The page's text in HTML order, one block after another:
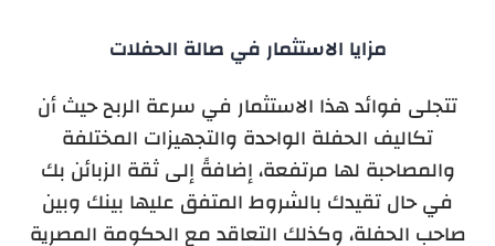
مزايا الاستثمار في صالة الحفلات
تتجلى فوائد هذا الاستثمار في سرعة الربح حيث أن
تكاليف الحفلة الواحدة والتجهيزات المختلفة
والمصاحبة لها مرتفعة، إضافةً إلى ثقة الزبائن بك
في حال تقيدك بالشروط المتفق عليها بينك وبين
صاحب الحفلة، وكذلك التعاقد مع الحكومة المصرية